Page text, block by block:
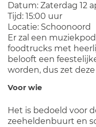
Datum: Zaterdag 12
Tijd: 15:00 uur
Locatie: Schoonoord
Er zal een
foodtrucks met
belooft een
worden, dus zet
Voor wie
Het is bedoeld voor
zeeheldenbuurt en